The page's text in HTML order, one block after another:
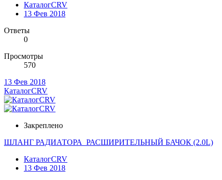
КаталогCRV
13 Фев 2018
Ответы
0
Просмотры
570
13 Фев 2018
КаталогCRV
Закреплено
ШЛАНГ РАДИАТОРА_РАСШИРИТЕЛЬНЫЙ БАЧОК (2.0L)
КаталогCRV
13 Фев 2018